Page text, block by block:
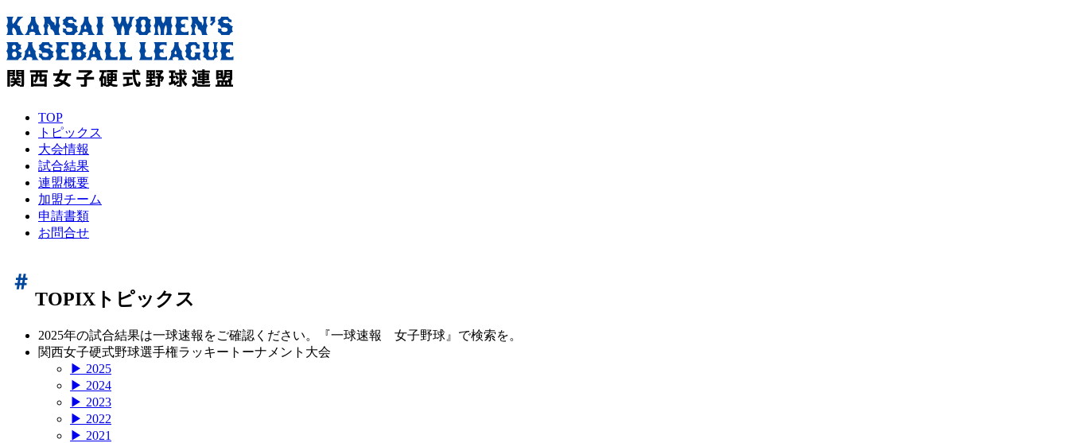
TOP
トピックス
大会情報
試合結果
連盟概要
加盟チーム
申請書類
お問合せ
TOPIX トピックス
2025年の試合結果は一球速報をご確認ください。『一球速報 女子野球』で検索を。
関西女子硬式野球選手権ラッキートーナメント大会
▶ 2025
▶ 2024
▶ 2023
▶ 2022
▶ 2021